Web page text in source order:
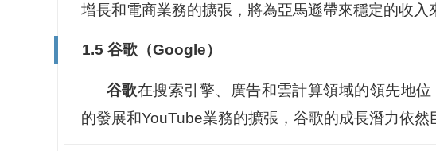
增長和電商業務的擴張，將為亞馬遜帶來穩定的收入
1.5 谷歌（Google）
谷歌在搜索引擎、廣告和雲計算領域的領先地
的發展和YouTube業務的擴張，谷歌的成長潛力依然